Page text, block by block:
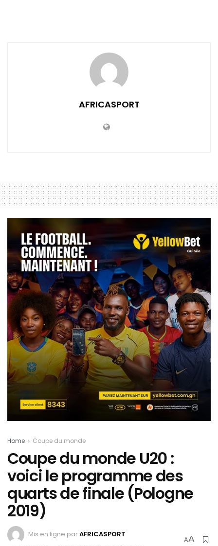
AFRICASPORT
Home Coupe du monde
Coupe du monde U20 :
voici le programme des
quarts de finale (Pologne
2019)
Mis en ligne parAFRICASPORT
AA